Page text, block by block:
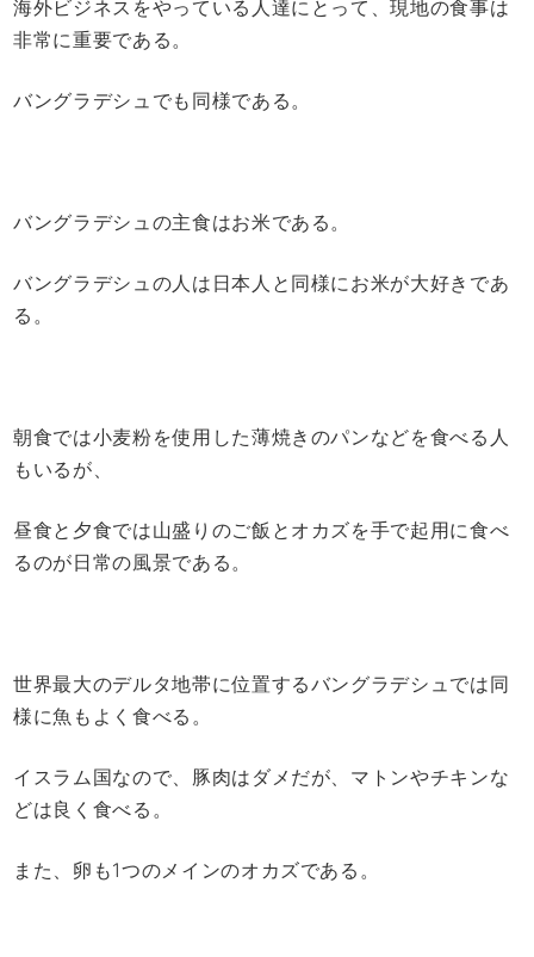
海外ビジネスをやっている人達にとって、現地の食事は
非常に重要である。
バングラデシュでも同様である。
バングラデシュの主食はお米である。
バングラデシュの人は日本人と同様にお米が大好きであ
る。
朝食では小麦粉を使用した薄焼きのパンなどを食べる人
もいるが、
昼食と夕食では山盛りのご飯とオカズを手で起用に食べ
るのが日常の風景である。
世界最大のデルタ地帯に位置するバングラデシュでは同
様に魚もよく食べる。
イスラム国なので、豚肉はダメだが、マトンやチキンな
どは良く食べる。
また、卵も1つのメインのオカズである。